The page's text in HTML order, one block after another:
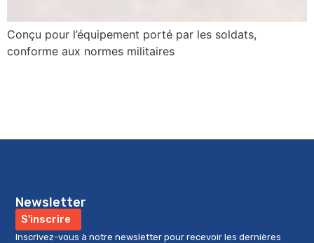
Conçu pour l’équipement porté par les soldats,
conforme aux normes militaires
Newsletter
S'inscrire
Inscrivez-vous à notre newsletter pour recevoir les dernières